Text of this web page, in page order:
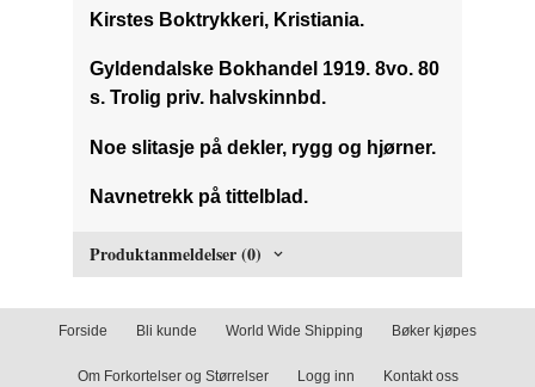
Kirstes Boktrykkeri, Kristiania.
Gyldendalske Bokhandel 1919. 8vo. 80
s. Trolig priv. halvskinnbd.
Noe slitasje på dekler, rygg og hjørner.
Navnetrekk på tittelblad.
Produktanmeldelser (0)
Forside Bli kunde World Wide Shipping Bøker kjøpes
Om Forkortelser og Størrelser Logg inn Kontakt oss